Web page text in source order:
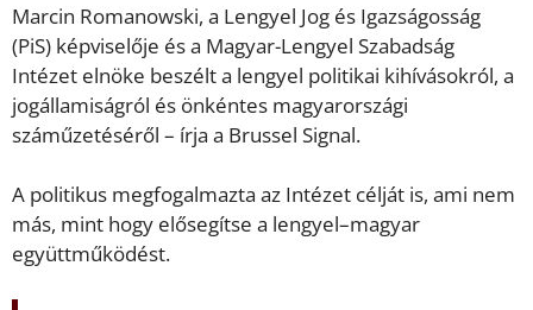
Marcin Romanowski, a Lengyel Jog és Igazságosság
(PiS) képviselője és a Magyar-Lengyel Szabadság
Intézet elnöke beszélt a lengyel politikai kihívásokról, a
jogállamiságról és önkéntes magyarországi
száműzetéséről – írja a Brussel Signal.
A politikus megfogalmazta az Intézet célját is, ami nem
más, mint hogy elősegítse a lengyel–magyar
együttműködést.